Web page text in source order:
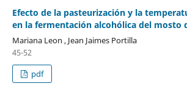
Efecto de la pasteurización y la
en la fermentación alcohólica del mosto
Mariana Leon , Jean Jaimes Portilla
45-52
pdf